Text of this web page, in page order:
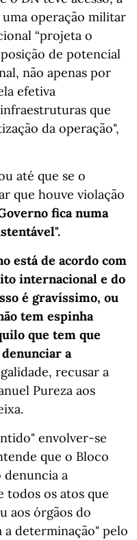
operação militar
“projeta o
de potencial
não apenas por
efetiva
que
da operação",
até que se o
que houve violação
fica numa
está de acordo com
internacional e do
é gravíssimo, ou
tem espinha
que tem que
a
recusar a
Pureza aos
envolver-se
que o Bloco
a
todos os atos que
aos órgãos do
a determinação" pelo